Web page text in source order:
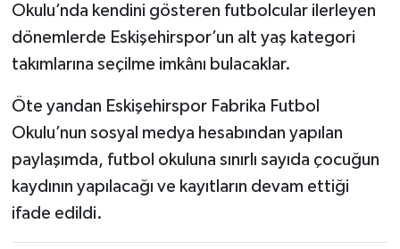
Okulu’nda kendini gösteren futbolcular ilerleyen
dönemlerde Eskişehirspor’un alt yaş kategori
takımlarına seçilme imkânı bulacaklar.
Öte yandan Eskişehirspor Fabrika Futbol
Okulu’nun sosyal medya hesabından yapılan
paylaşımda, futbol okuluna sınırlı sayıda çocuğun
kaydının yapılacağı ve kayıtların devam ettiği
ifade edildi.